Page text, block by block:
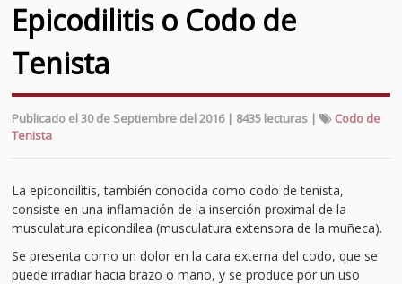
Epicodilitis o Codo de
Tenista
Publicado el 30 de Septiembre del 2016 | 8435 lecturas |
Codo de
Tenista
La epicondilitis, también conocida como codo de tenista,
consiste en una inflamación de la inserción proximal de la
musculatura epicondílea (musculatura extensora de la muñeca).
Se presenta como un dolor en la cara externa del codo, que se
puede irradiar hacia brazo o mano, y se produce por un uso